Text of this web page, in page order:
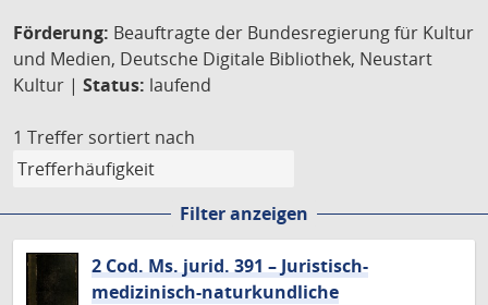
Förderung: Beauftragte der Bundesregierung für Kultur
und Medien, Deutsche Digitale Bibliothek, Neustart
Kultur | Status: laufend
1 Treffer sortiert nach
Filter anzeigen
2 Cod. Ms. jurid. 391 – Juristisch-
medizinisch-naturkundliche